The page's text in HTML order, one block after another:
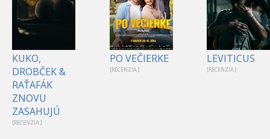
KUKO,
DROBČEK &
RAŤAFÁK
ZNOVU
ZASAHUJÚ
[RECENZIA ]
PO VEČIERKE
[RECENZIA ]
LEVITICUS
[RECENZIA ]